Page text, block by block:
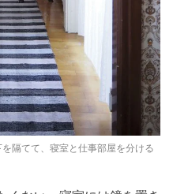
隔てて、寝室と仕事部屋を分ける